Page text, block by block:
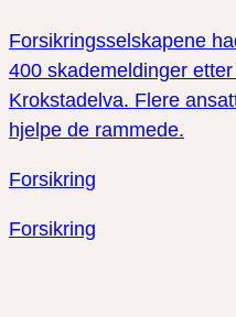
Forsikringsselskapene
400 skademeldinger
Krokstadelva. Flere
hjelpe de rammede.
Forsikring
Forsikring